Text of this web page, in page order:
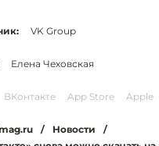
VK Group
Елена Чеховская
ВКонтакте App Store Apple
/ Новости
/